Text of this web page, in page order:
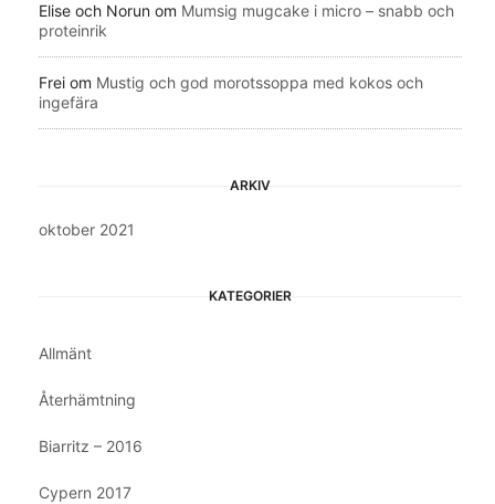
Elise och Norun om Mumsig mugcake i micro – snabb och
proteinrik
Frei om Mustig och god morotssoppa med kokos och
ingefära
ARKIV
oktober 2021
KATEGORIER
Allmänt
Återhämtning
Biarritz – 2016
Cypern 2017